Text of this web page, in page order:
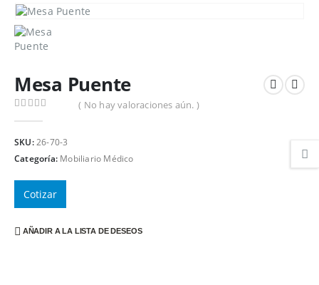
Mesa Puente
( No hay valoraciones aún. )
SKU:26-70-3
Categoría: Mobiliario Médico
Cotizar
AÑADIR A LA LISTA DE DESEOS